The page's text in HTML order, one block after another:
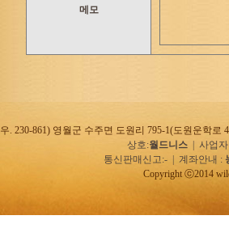
- 환불시 입금자명으
메모
우. 230-861) 영월군 수주면 도원리 795-1(도원운학로
상호:월드니스| 사업자
통신판매신고:- | 계좌안내 :
Copyright ⓒ2014